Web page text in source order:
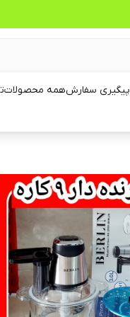
پیگیری سفارشهمه محصولات